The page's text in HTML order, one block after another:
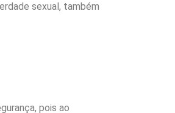
sexual, também
pois ao